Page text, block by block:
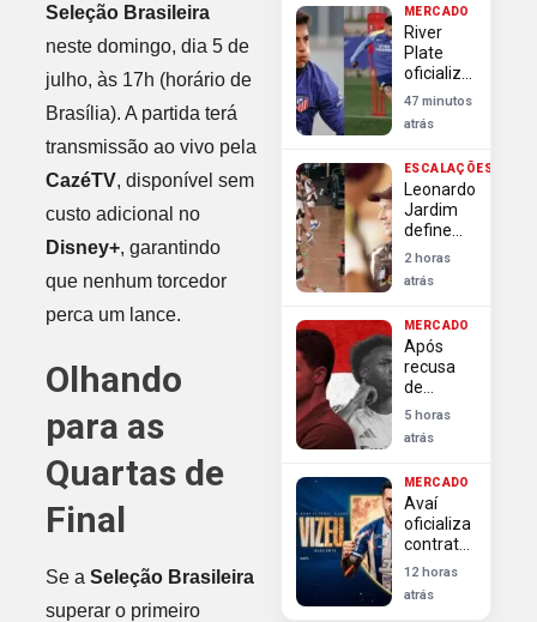
Seleção Brasileira
neste domingo, dia 5 de
julho, às 17h (horário de
Brasília). A partida terá
transmissão ao vivo pela
CazéTV, disponível sem
custo adicional no
Disney+, garantindo
que nenhum torcedor
perca um lance.
Olhando
para as
Quartas de
Final
Se a Seleção Brasileira
superar o primeiro
impasse
financeiro
MERCADO
River
Plate
oficializa
contratação
de
Thiago
após
negociações
frustradas
com
Flamengo
47 minutos
atrás
ESCALAÇÕES
Leonardo
Jardim
define
escalação
do
Flamengo
enfrentar
o Vitória
no
Brasileirão
2 horas
atrás
MERCADO
Após
recusa
de
Vinícius
Junior,
Arsenal
alternativas
para
reforçar
ataque
no
mercado
5 horas
atrás
MERCADO
Avaí
oficializa
contratação
do
atacante
Felipe
12 horas
atrás